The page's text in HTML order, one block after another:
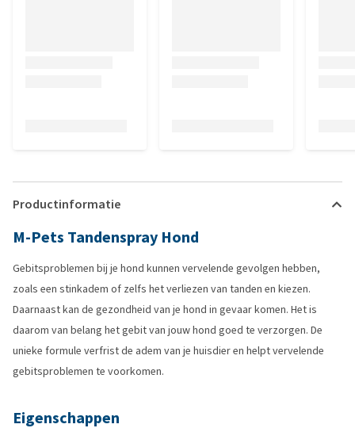
Productinformatie
M-Pets Tandenspray Hond
Gebitsproblemen bij je hond kunnen vervelende gevolgen hebben,
zoals een stinkadem of zelfs het verliezen van tanden en kiezen.
Daarnaast kan de gezondheid van je hond in gevaar komen. Het is
daarom van belang het gebit van jouw hond goed te verzorgen. De
unieke formule verfrist de adem van je huisdier en helpt vervelende
gebitsproblemen te voorkomen.
Eigenschappen